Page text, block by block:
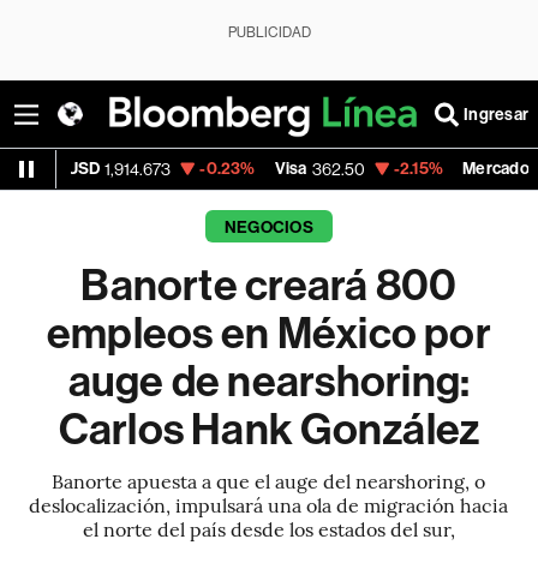
PUBLICIDAD
Ingresar
-0.23% Visa 362.50 -2.15% MercadoLibre 1,821.795
NEGOCIOS
Banorte creará 800
empleos en México por
auge de nearshoring:
Carlos Hank González
Banorte apuesta a que el auge del nearshoring, o
deslocalización, impulsará una ola de migración hacia
el norte del país desde los estados del sur,